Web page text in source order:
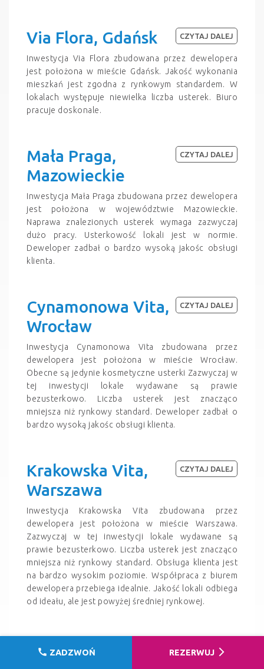
Via Flora, Gdańsk
Inwestycja Via Flora zbudowana przez dewelopera
jest położona w mieście Gdańsk. Jakość wykonania
mieszkań jest zgodna z rynkowym standardem. W
lokalach występuje niewielka liczba usterek. Biuro
pracuje doskonale.
CZYTAJ DALEJ
Mała Praga,
Mazowieckie
Inwestycja Mała Praga zbudowana przez dewelopera
jest położona w województwie Mazowieckie.
Naprawa znalezionych usterek wymaga zazwyczaj
dużo pracy. Usterkowość lokali jest w normie.
Deweloper zadbał o bardzo wysoką jakośc obsługi
klienta.
CZYTAJ DALEJ
Cynamonowa Vita,
Wrocław
Inwestycja Cynamonowa Vita zbudowana przez
dewelopera jest położona w mieście Wrocław.
Obecne są jedynie kosmetyczne usterki Zazwyczaj w
tej inwestycji lokale wydawane są prawie
bezusterkowo. Liczba usterek jest znacząco
mniejsza niż rynkowy standard. Deweloper zadbał o
bardzo wysoką jakośc obsługi klienta.
CZYTAJ DALEJ
Krakowska Vita,
Warszawa
Inwestycja Krakowska Vita zbudowana przez
dewelopera jest położona w mieście Warszawa.
Zazwyczaj w tej inwestycji lokale wydawane są
prawie bezusterkowo. Liczba usterek jest znacząco
mniejsza niż rynkowy standard. Obsługa klienta jest
na bardzo wysokim poziomie. Współpraca z biurem
dewelopera przebiega idealnie. Jakość lokali odbiega
od ideału, ale jest powyżej średniej rynkowej.
CZYTAJ DALEJ
Toruńska Vita,
CZYTAJ DALEJ
call ZADZWOŃ REZERWUJ arrow_forward_ios